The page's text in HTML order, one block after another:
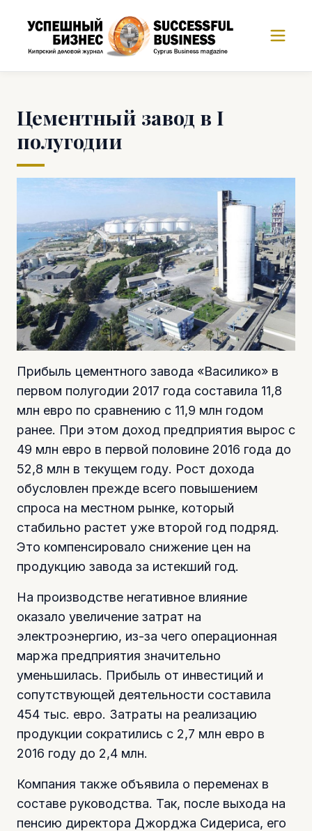
Цементный завод в I
полугодии
Прибыль цементного завода «Василико» в
первом полугодии 2017 года составила 11,8
млн евро по сравнению с 11,9 млн годом
ранее. При этом доход предприятия вырос с
49 млн евро в первой половине 2016 года до
52,8 млн в текущем году. Рост дохода
обусловлен прежде всего повышением
спроса на местном рынке, который
стабильно растет уже второй год подряд.
Это компенсировало снижение цен на
продукцию завода за истекший год.
На производстве негативное влияние
оказало увеличение затрат на
электроэнергию, из-за чего операционная
маржа предприятия значительно
уменьшилась. Прибыль от инвестиций и
сопутствующей деятельности составила
454 тыс. евро. Затраты на реализацию
продукции сократились с 2,7 млн евро в
2016 году до 2,4 млн.
Компания также объявила о переменах в
составе руководства. Так, после выхода на
пенсию директора Джорджа Сидериса, его